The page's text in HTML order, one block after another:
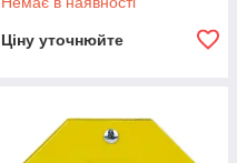
Ціну уточнюйте